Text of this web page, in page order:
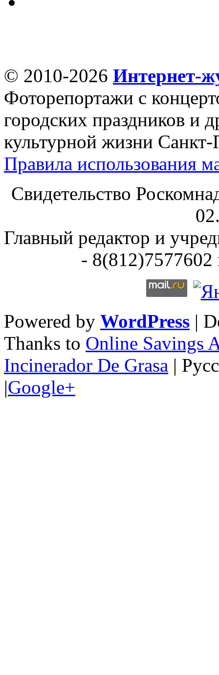
© 2010-2026 Интернет-
Фоторепортажи с
городских праздников и
культурной жизни Санкт-
Правила использования
Свидетельство
Главный редактор и
- 8(812)7577602
Powered by WordPress |
Thanks to Online Savings
Incinerador De Grasa |
|Google+